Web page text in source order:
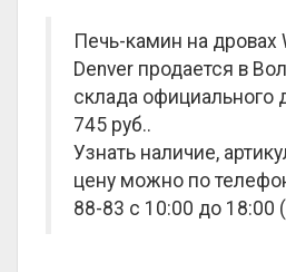
Печь-камин на дровах
Denver продается в
склада официального
745 руб..
Узнать наличие,
цену можно по
88-83 с 10:00 до 18:00